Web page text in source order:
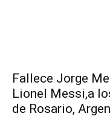
Fallece Jorge
Lionel Messi,a
de Rosario,